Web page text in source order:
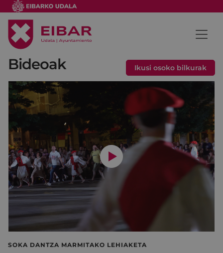
Bideoak Ikusi osoko bilkurak
SOKA DANTZA MARMITAKO LEHIAKETA